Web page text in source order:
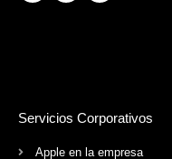
Servicios Corporativos
Apple en la empresa